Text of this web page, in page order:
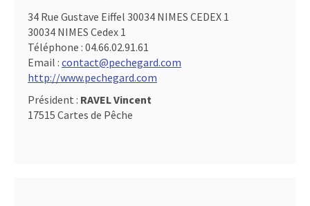
34 Rue Gustave Eiffel 30034 NIMES CEDEX 1
30034 NIMES Cedex 1
Téléphone : 04.66.02.91.61
Email : contact@pechegard.com
http://www.pechegard.com
Président : RAVEL Vincent
17515 Cartes de Pêche